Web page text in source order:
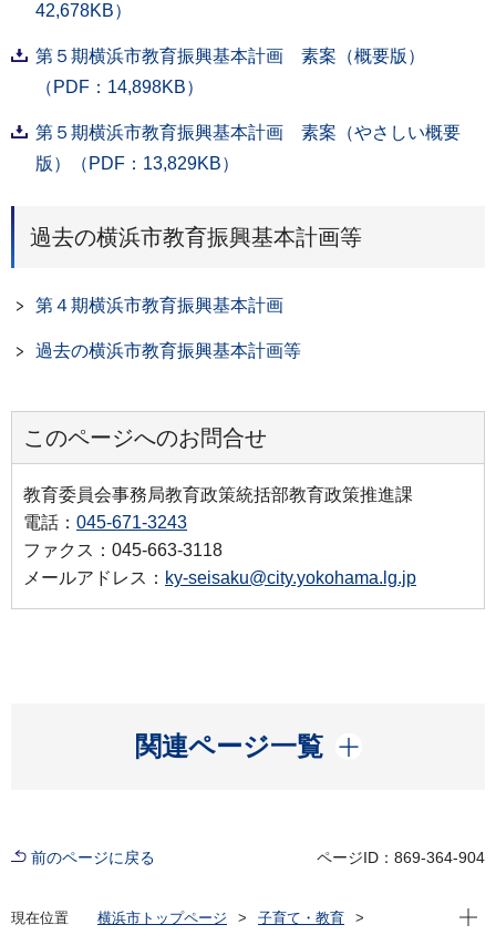
42,678KB）
第５期横浜市教育振興基本計画 素案（概要版）
（PDF：14,898KB）
第５期横浜市教育振興基本計画 素案（やさしい概要
版）（PDF：13,829KB）
過去の横浜市教育振興基本計画等
第４期横浜市教育振興基本計画
過去の横浜市教育振興基本計画等
このページへのお問合せ
教育委員会事務局教育政策統括部教育政策推進課
電話： 045-671-3243
ファクス：045-663-3118
メールアドレス： ky-seisaku@city.yokohama.lg.jp
関連ページ一覧
開く
前のページに戻る ページID：869-364-904
現在位置 横浜市トップページ
子育て・教育
現在